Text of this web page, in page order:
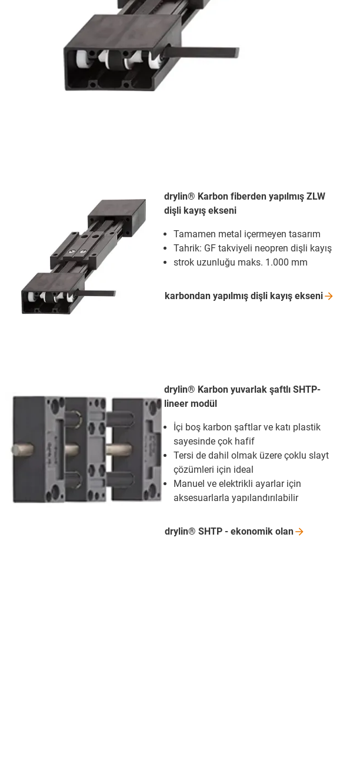
drylin® Karbon fiberden yapılmış ZLW
dişli kayış ekseni
Tamamen metal içermeyen tasarım
Tahrik: GF takviyeli neopren dişli kayış
strok uzunluğu maks. 1.000 mm
karbondan yapılmış dişli kayış ekseni
drylin® Karbon yuvarlak şaftlı SHTP-
lineer modül
İçi boş karbon şaftlar ve katı plastik
sayesinde çok hafif
Tersi de dahil olmak üzere çoklu slayt
çözümleri için ideal
Manuel ve elektrikli ayarlar için
aksesuarlarla yapılandırılabilir
drylin® SHTP - ekonomik olan